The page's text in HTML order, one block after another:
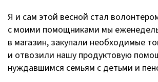
Я и сам этой весной стал
с моими помощниками мы
в магазин, закупали необходимые
и отвозили нашу продуктовую
нуждавшимся семьям с детьми и